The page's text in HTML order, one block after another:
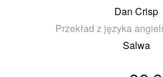
Dan Crisp
Przekład z języka
Salwa